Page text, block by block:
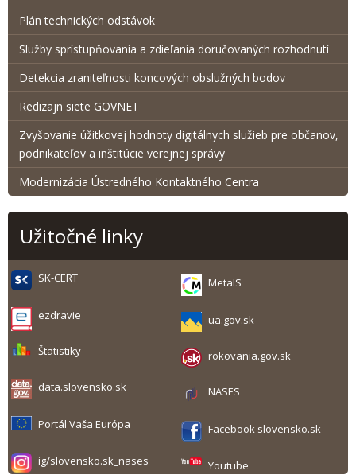
Plán technických odstávok
Služby sprístupňovania a zdieľania doručovaných rozhodnutí
Detekcia zraniteľnosti koncových obslužných bodov
Redizajn siete GOVNET
Zvyšovanie úžitkovej hodnoty digitálnych služieb pre občanov,
podnikateľov a inštitúcie verejnej správy
Modernizácia Ústredného Kontaktného Centra
Užitočné linky
SK-CERT MetaIS
ezdravie ua.gov.sk
Štatistiky rokovania.gov.sk
data.slovensko.sk NASES
Portál Vaša Európa Facebook slovensko.sk
ig/slovensko.sk_nases Youtube